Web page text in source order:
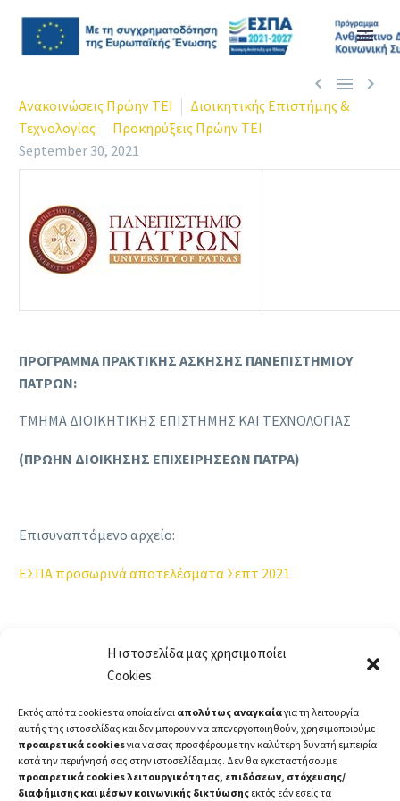
Η ιστοσελίδα μας χρησιμοποίει
Cookies
Εκτός από τα cookies τα οποία είναι απολύτως αναγκαίαγια τη λειτουργία
αυτής της ιστοσελίδας και δεν μπορούν να απενεργοποιηθούν, χρησιμοποιούμε
προαιρετικά cookiesγια να σας προσφέρουμε την καλύτερη δυνατή εμπειρία
κατά την περιήγησή σας στην ιστοσελίδα μας. Δεν θα εγκαταστήσουμε
προαιρετικά cookies λειτουργικότητας, επιδόσεων, στόχευσης/
διαφήμισης και μέσων κοινωνικής δικτύωσης εκτός εάν εσείς τα
  
Ανακοινώσεις Πρώην ΤΕΙ
Διοικητικής Επιστήμης &
Τεχνολογίας
Προκηρύξεις Πρώην ΤΕΙ
September 30, 2021
ΠΡΟΓΡΑΜΜΑ ΠΡΑΚΤΙΚΗΣ ΑΣΚΗΣΗΣ ΠΑΝΕΠΙΣΤΗΜΙΟΥ
ΠΑΤΡΩΝ:
ΤΜΗΜΑ ΔΙΟΙΚΗΤΙΚΗΣ ΕΠΙΣΤΗΜΗΣ ΚΑΙ ΤΕΧΝΟΛΟΓΙΑΣ
(ΠΡΩΗΝ ΔΙΟΙΚΗΣΗΣ ΕΠΙΧΕΙΡΗΣΕΩΝ ΠΑΤΡΑ)
Επισυναπτόμενο αρχείο:
ΕΣΠΑ προσωρινά αποτελέσματα Σεπτ 2021